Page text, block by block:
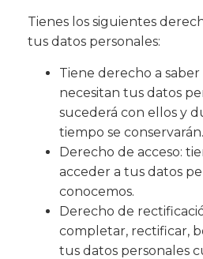
Tienes los siguientes
tus datos personales:
Tiene derecho a
necesitan tus datos
sucederá con ellos y
tiempo se conservarán.
Derecho de acceso:
acceder a tus datos
conocemos.
Derecho de
completar, rectificar,
tus datos personales